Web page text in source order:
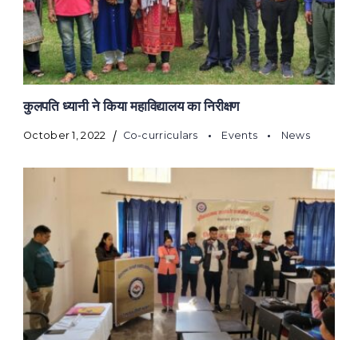
कुलपति ध्यानी ने किया महाविद्यालय का निरीक्षण
October 1, 2022 Co-curriculars Events News